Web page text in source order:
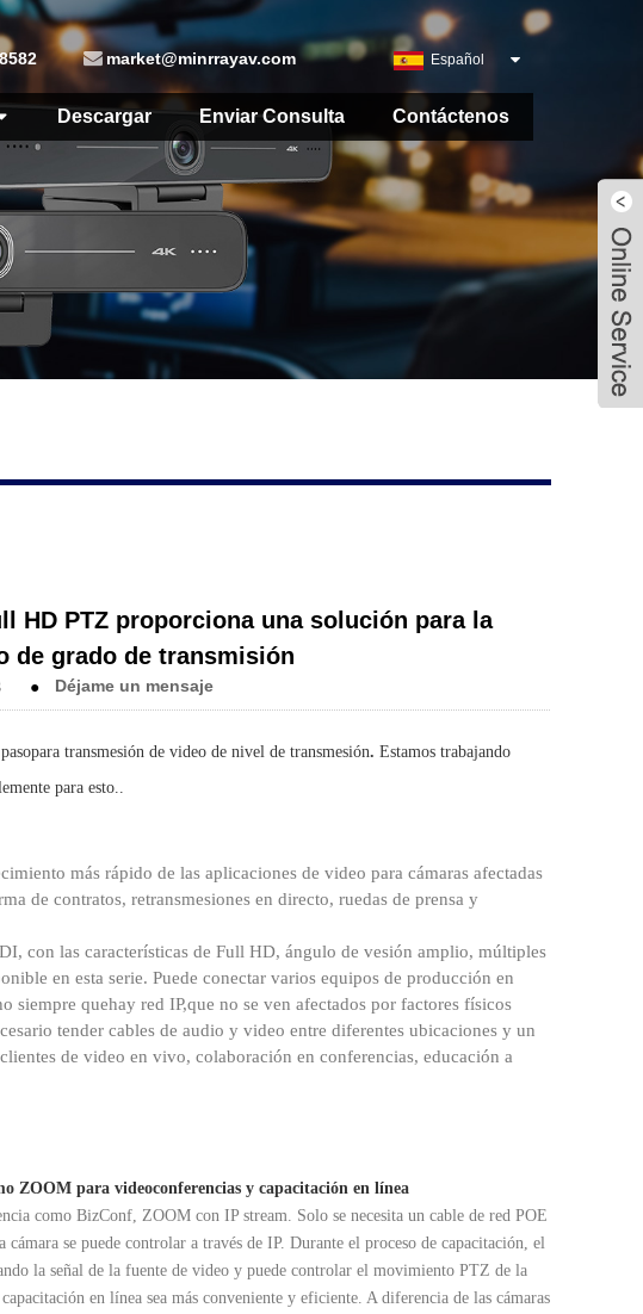
Español
market@minrrayav.com
Descargar Enviar Consulta Contáctenos
HD PTZ proporciona una solución para la
de grado de transmisión
● Déjame un mensaje
para transmesión de video de nivel de transmesión. Estamos trabajando
para esto.
más rápido de las aplicaciones de video para cámaras afectadas
de contratos, retransmesiones en directo, ruedas de prensa y
con las características de Full HD, ángulo de vesión amplio, múltiples
en esta serie. Puede conectar varios equipos de producción en
siempre quehay red IP,que no se ven afectados por factores físicos
tender cables de audio y video entre diferentes ubicaciones y un
de video en vivo, colaboración en conferencias, educación a
ZOOM para videoconferencias y capacitación en línea
como BizConf, ZOOM con IP stream. Solo se necesita un cable de red POE
se puede controlar a través de IP. Durante el proceso de capacitación, el
la señal de la fuente de video y puede controlar el movimiento PTZ de la
en línea sea más conveniente y eficiente. A diferencia de las cámaras